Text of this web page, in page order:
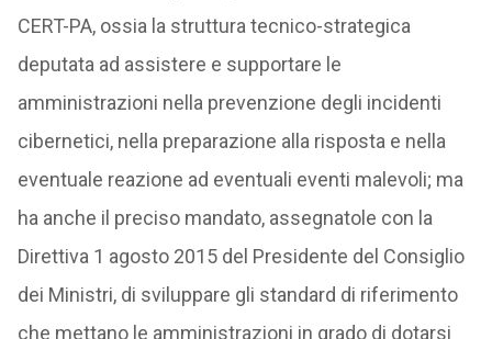
CERT-PA, ossia la struttura tecnico-strategica
deputata ad assistere e supportare le
amministrazioni nella prevenzione degli incidenti
cibernetici, nella preparazione alla risposta e nella
eventuale reazione ad eventuali eventi malevoli; ma
ha anche il preciso mandato, assegnatole con la
Direttiva 1 agosto 2015 del Presidente del Consiglio
dei Ministri, di sviluppare gli standard di riferimento
che mettano le amministrazioni in grado di dotarsi